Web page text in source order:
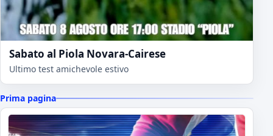
Sabato al Piola Novara-Cairese
Ultimo test amichevole estivo
Prima pagina